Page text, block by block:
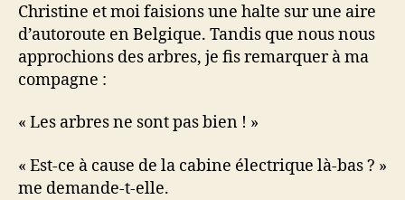
Christine et moi faisions une halte sur une aire
d’autoroute en Belgique. Tandis que nous nous
approchions des arbres, je fis remarquer à ma
compagne :
« Les arbres ne sont pas bien ! »
« Est-ce à cause de la cabine électrique là-bas ? »
me demande-t-elle.